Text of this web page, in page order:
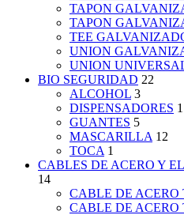
TAPON
TAPON
TEE
UNION
UNION
BIO SEGURIDAD 22
ALCOHOL 3
DISPENSADORES 1
GUANTES 5
MASCARILLA 12
TOCA 1
CABLES DE ACERO Y
14
CABLE DE ACERO
CABLE DE ACERO